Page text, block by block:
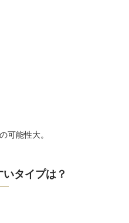
可能性大。
タイプは？